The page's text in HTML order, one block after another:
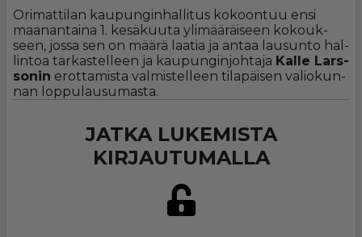
Ori­mat­ti­lan kau­pun­gin­hal­li­tus ko­koon­tuu en­si
maa­nan­tai­na 1. ke­sä­kuu­ta yli­mää­räi­seen ko­kouk­
seen, jos­sa sen on mää­rä laa­tia ja an­taa lau­sun­to hal­
lin­toa tar­kas­tel­leen ja kau­pun­gin­joh­ta­ja Kal­le Lars­
so­nin erot­ta­mis­ta val­mis­tel­leen ti­la­päi­sen va­li­o­kun­
nan lop­pu­lau­su­mas­ta.
JATKA LUKEMISTA
KIRJAUTUMALLA